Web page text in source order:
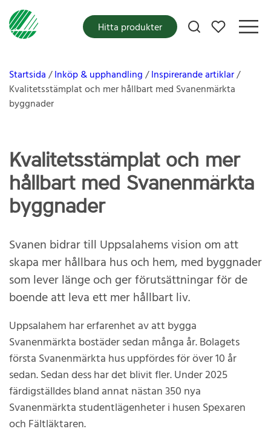
Mina favoriter
Hitta produkter
Startsida Inköp & upphandling
Inspirerande artiklar
Kvalitetsstämplat och mer hållbart med Svanenmärkta
byggnader
Kvalitetsstämplat och mer
hållbart med Svanenmärkta
byggnader
Svanen bidrar till Uppsalahems vision om att
skapa mer hållbara hus och hem, med byggnader
som lever länge och ger förutsättningar för de
boende att leva ett mer hållbart liv.
Uppsalahem har erfarenhet av att bygga
Svanenmärkta bostäder sedan många år. Bolagets
första Svanenmärkta hus uppfördes för över 10 år
sedan. Sedan dess har det blivit fler. Under 2025
färdigställdes bland annat nästan 350 nya
Svanenmärkta studentlägenheter i husen Spexaren
och Fältläktaren.